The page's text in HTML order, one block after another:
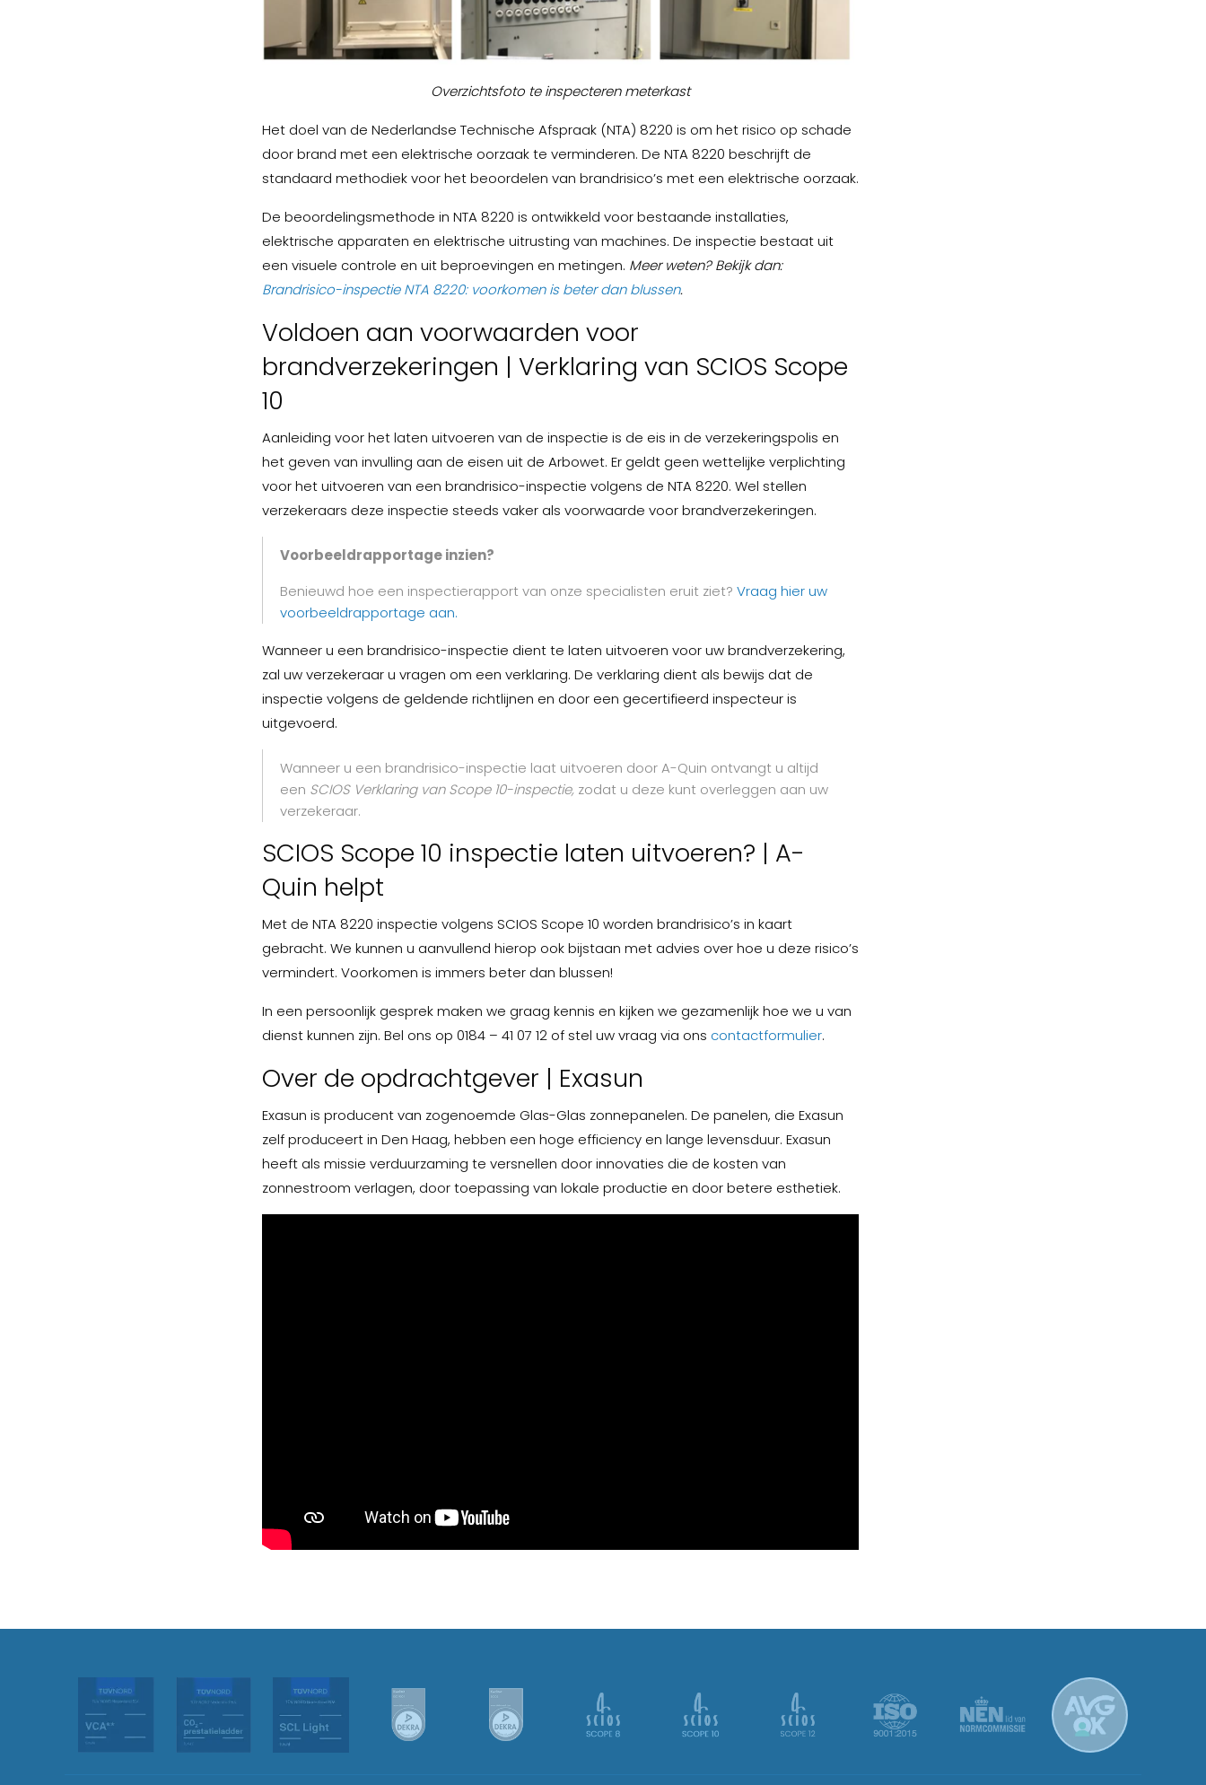
Overzichtsfoto te inspecteren meterkast
Het doel van de Nederlandse Technische Afspraak (NTA) 8220 is om het risico op schade
door brand met een elektrische oorzaak te verminderen. De NTA 8220 beschrijft de
standaard methodiek voor het beoordelen van brandrisico’s met een elektrische oorzaak.
De beoordelingsmethode in NTA 8220 is ontwikkeld voor bestaande installaties,
elektrische apparaten en elektrische uitrusting van machines. De inspectie bestaat uit
een visuele controle en uit beproevingen en metingen. Meer weten? Bekijk dan:
Brandrisico-inspectie NTA 8220: voorkomen is beter dan blussen.
Voldoen aan voorwaarden voor
brandverzekeringen | Verklaring van SCIOS Scope
10
Aanleiding voor het laten uitvoeren van de inspectie is de eis in de verzekeringspolis en
het geven van invulling aan de eisen uit de Arbowet. Er geldt geen wettelijke verplichting
voor het uitvoeren van een brandrisico-inspectie volgens de NTA 8220. Wel stellen
verzekeraars deze inspectie steeds vaker als voorwaarde voor brandverzekeringen.
Voorbeeldrapportage inzien?
Benieuwd hoe een inspectierapport van onze specialisten eruit ziet? Vraag hier uw
voorbeeldrapportage aan.
Wanneer u een brandrisico-inspectie dient te laten uitvoeren voor uw brandverzekering,
zal uw verzekeraar u vragen om een verklaring. De verklaring dient als bewijs dat de
inspectie volgens de geldende richtlijnen en door een gecertifieerd inspecteur is
uitgevoerd.
Wanneer u een brandrisico-inspectie laat uitvoeren door A-Quin ontvangt u altijd
een SCIOS Verklaring van Scope 10-inspectie, zodat u deze kunt overleggen aan uw
verzekeraar.
SCIOS Scope 10 inspectie laten uitvoeren? | A-
Quin helpt
Met de NTA 8220 inspectie volgens SCIOS Scope 10 worden brandrisico’s in kaart
gebracht. We kunnen u aanvullend hierop ook bijstaan met advies over hoe u deze risico’s
vermindert. Voorkomen is immers beter dan blussen!
In een persoonlijk gesprek maken we graag kennis en kijken we gezamenlijk hoe we u van
dienst kunnen zijn. Bel ons op 0184 – 41 07 12 of stel uw vraag via ons contactformulier.
Over de opdrachtgever | Exasun
Exasun is producent van zogenoemde Glas-Glas zonnepanelen. De panelen, die Exasun
zelf produceert in Den Haag, hebben een hoge efficiency en lange levensduur. Exasun
heeft als missie verduurzaming te versnellen door innovaties die de kosten van
zonnestroom verlagen, door toepassing van lokale productie en door betere esthetiek.